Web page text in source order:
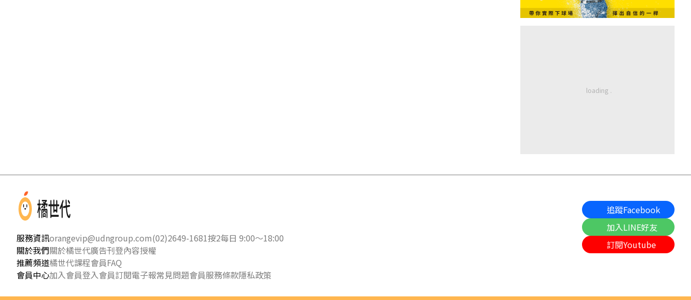
追蹤Facebook
加入LINE好友
訂閱Youtube
服務資訊orangevip@udngroup.com(02)2649-1681按2每日 9:00～18:00
關於我們關於橘世代廣告刊登內容授權
推薦頻道橘世代課程會員FAQ
會員中心加入會員登入會員訂閱電子報常見問題會員服務條款隱私政策